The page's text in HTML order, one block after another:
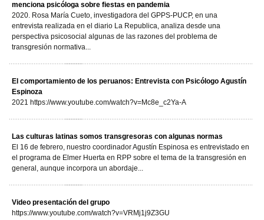
menciona psicóloga sobre fiestas en pandemia
2020. Rosa María Cueto, investigadora del GPPS-PUCP, en una
entrevista realizada en el diario La Republica, analiza desde una
perspectiva psicosocial algunas de las razones del problema de
transgresión normativa...
El comportamiento de los peruanos: Entrevista con Psicólogo Agustín
Espinoza
2021 https://www.youtube.com/watch?v=Mc8e_c2Ya-A
Las culturas latinas somos transgresoras con algunas normas
El 16 de febrero, nuestro coordinador Agustín Espinosa es entrevistado en
el programa de Elmer Huerta en RPP sobre el tema de la transgresión en
general, aunque incorpora un abordaje...
Video presentación del grupo
https://www.youtube.com/watch?v=VRMj1j9Z3GU